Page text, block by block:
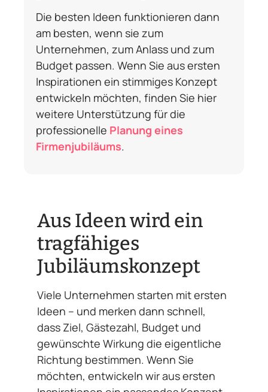
Die besten Ideen funktionieren dann
am besten, wenn sie zum
Unternehmen, zum Anlass und zum
Budget passen. Wenn Sie aus ersten
Inspirationen ein stimmiges Konzept
entwickeln möchten, finden Sie hier
weitere Unterstützung für die
professionelle Planung eines
Firmenjubiläums.
Aus Ideen wird ein
tragfähiges
Jubiläumskonzept
Viele Unternehmen starten mit ersten
Ideen – und merken dann schnell,
dass Ziel, Gästezahl, Budget und
gewünschte Wirkung die eigentliche
Richtung bestimmen. Wenn Sie
möchten, entwickeln wir aus ersten